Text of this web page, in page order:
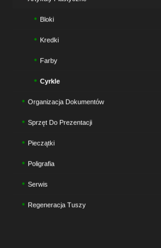
Bloki
Kredki
Farby
Cyrkle
Organizacja Dokumentów
Sprzęt Do Prezentacji
Pieczątki
Poligrafia
Serwis
Regeneracja Tuszy